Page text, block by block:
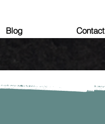
Blog Contact